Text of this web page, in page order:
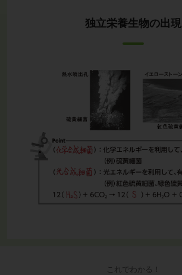
独立栄養生物の出現
これでわかる！